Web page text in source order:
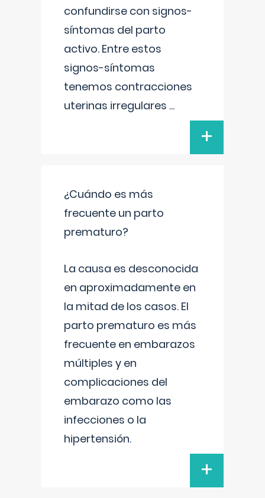
confundirse con signos-
síntomas del parto
activo. Entre estos
signos-síntomas
tenemos contracciones
uterinas irregulares ...
+
¿Cuándo es más
frecuente un parto
prematuro?
La causa es desconocida
en aproximadamente en
la mitad de los casos. El
parto prematuro es más
frecuente en embarazos
múltiples y en
complicaciones del
embarazo como las
infecciones o la
hipertensión.
+